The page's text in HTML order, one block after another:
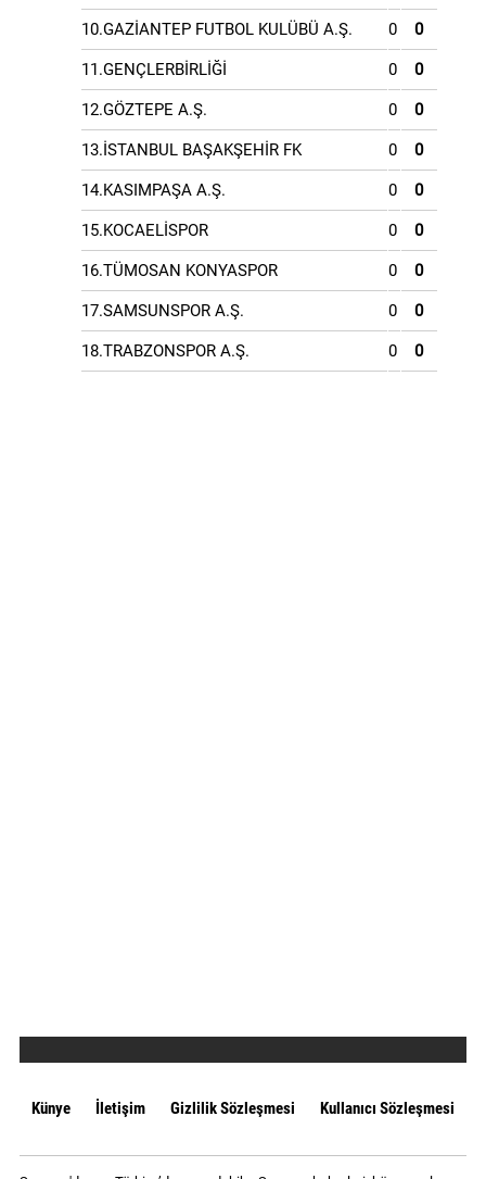
10.GAZİANTEP FUTBOL KULÜBÜ A.Ş. 0 0
11.GENÇLERBİRLİĞİ 0 0
12.GÖZTEPE A.Ş. 0 0
13.İSTANBUL BAŞAKŞEHİR FK 0 0
14.KASIMPAŞA A.Ş. 0 0
15.KOCAELİSPOR 0 0
16.TÜMOSAN KONYASPOR 0 0
17.SAMSUNSPOR A.Ş. 0 0
18.TRABZONSPOR A.Ş. 0 0
Künye İletişim Gizlilik Sözleşmesi Kullanıcı Sözleşmesi